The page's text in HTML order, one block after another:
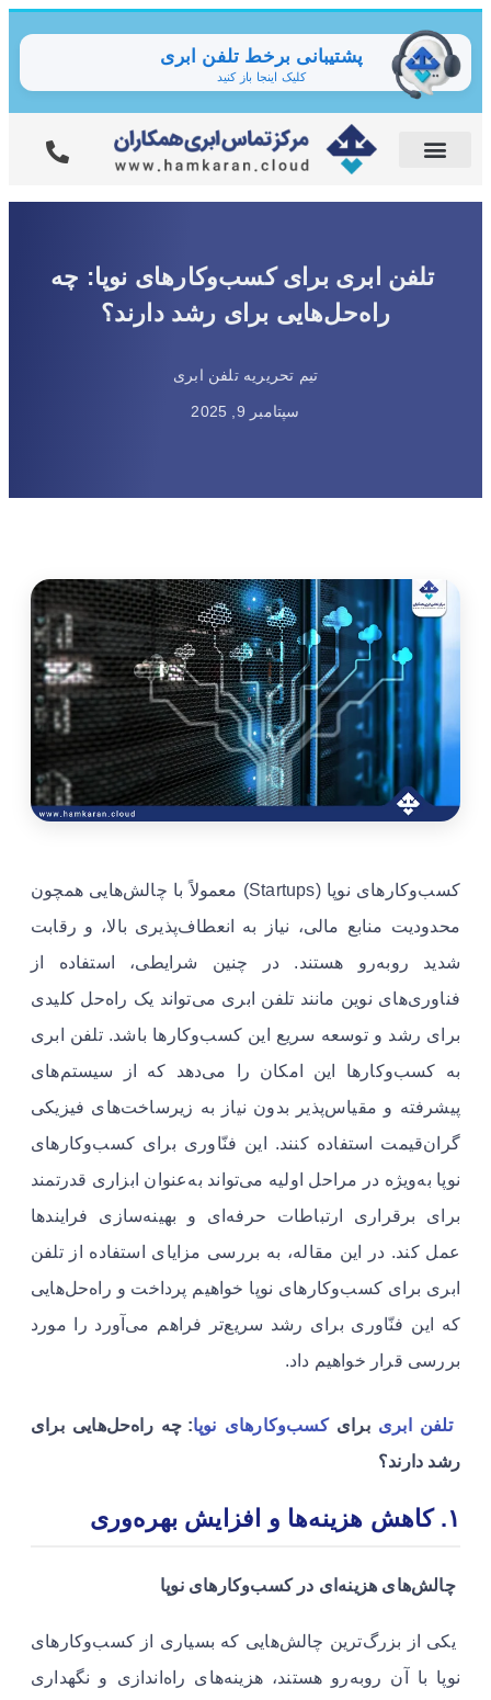
پشتیبانی برخط تلفن ابری
کلیک اینجا باز کنید
تلفن ابری برای کسب‌وکارهای نوپا: چه
راه‌حل‌هایی برای رشد دارند؟
تیم تحریریه تلفن ابری
سپتامبر 9, 2025
کسب‌وکارهای نوپا (Startups) معمولاً با چالش‌هایی همچون
محدودیت منابع مالی، نیاز به انعطاف‌پذیری بالا، و رقابت
شدید روبه‌رو هستند. در چنین شرایطی، استفاده از
فناوری‌های نوین مانند تلفن ابری می‌تواند یک راه‌حل کلیدی
برای رشد و توسعه سریع این کسب‌وکارها باشد. تلفن ابری
به کسب‌وکارها این امکان را می‌دهد که از سیستم‌های
پیشرفته و مقیاس‌پذیر بدون نیاز به زیرساخت‌های فیزیکی
گران‌قیمت استفاده کنند. این فنّاوری برای کسب‌وکارهای
نوپا به‌ویژه در مراحل اولیه می‌تواند به‌عنوان ابزاری قدرتمند
برای برقراری ارتباطات حرفه‌ای و بهینه‌سازی فرایندها
عمل کند. در این مقاله، به بررسی مزایای استفاده از تلفن
ابری برای کسب‌وکارهای نوپا خواهیم پرداخت و راه‌حل‌هایی
که این فنّاوری برای رشد سریع‌تر فراهم می‌آورد را مورد
بررسی قرار خواهیم داد.
تلفن ابری برایکسب‌وکارهای نوپا: چه راه‌حل‌هایی برای
رشد دارند؟
چالش‌های هزینه‌ای در کسب‌وکارهای نوپا
یکی از بزرگ‌ترین چالش‌هایی که بسیاری از کسب‌وکارهای
نوپا با آن روبه‌رو هستند، هزینه‌های راه‌اندازی و نگهداری